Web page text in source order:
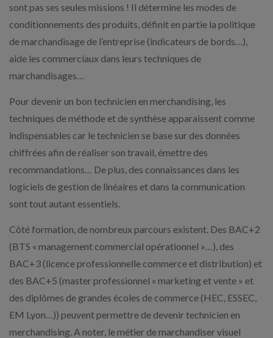
sont pas ses seules missions ! Il détermine les modes de
conditionnements des produits, définit en partie la politique
de marchandisage de l’entreprise (indicateurs de bords…),
aide les commerciaux dans leurs techniques de
marchandisages…
Pour devenir un bon technicien en merchandising, les
techniques de méthode et de synthèse apparaissent comme
indispensables car le technicien se base sur des données
chiffrées afin de réaliser son travail, émettre des
recommandations… De plus, des connaissances dans les
logiciels de gestion de linéaires et dans la communication
sont tout autant essentiels.
Côté formation, de nombreux parcours existent. Des BAC+2
(BTS « management commercial opérationnel »…), des
BAC+3 (licence professionnelle commerce et distribution) et
des BAC+5 (master professionnel « marketing et vente » et
des diplômes de grandes écoles de commerce (HEC, ESSEC,
EM Lyon…)) peuvent permettre de devenir technicien en
merchandising. A noter, le métier de marchandiser visuel